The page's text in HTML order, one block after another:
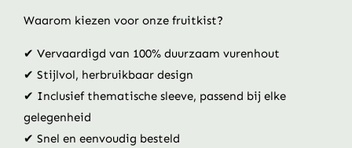
Waarom kiezen voor onze fruitkist?
✔ Vervaardigd van 100% duurzaam vurenhout
✔ Stijlvol, herbruikbaar design
✔ Inclusief thematische sleeve, passend bij elke
gelegenheid
✔ Snel en eenvoudig besteld